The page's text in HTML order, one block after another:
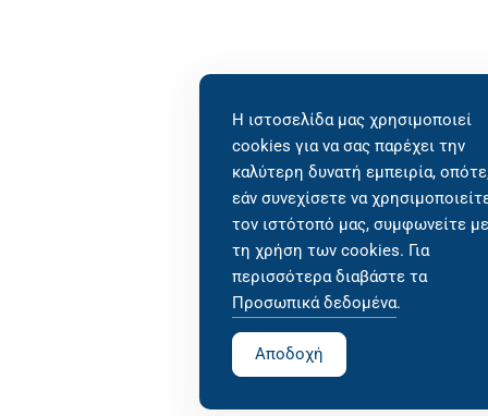
Η ιστοσελίδα μας χρησιμοποιεί
cookies για να σας παρέχει την
καλύτερη δυνατή εμπειρία,
εάν συνεχίσετε να
τον ιστότοπό μας, συμφωνείτε με
τη χρήση των cookies. Για
περισσότερα διαβάστε τα
Προσωπικά δεδομένα.
Αποδοχή